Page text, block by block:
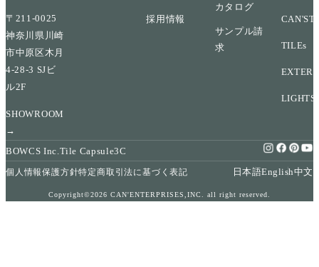
〒211-0025
神奈川県川崎
市中原区木月
4-28-3 SJビ
ル2F
SHOWROOM
→
採用情報
カタログ
サンプル請
求
TILEs
LIGHTS
BOWCS Inc. Tile Capsule3C
個人情報保護方針特定商取引法に基づく表記 日本語English中文
Copyright©2026 CAN'ENTERPRISES,INC. all right reserved.